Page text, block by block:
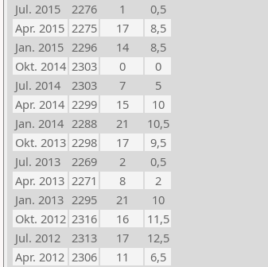
Jul. 2015
2276 1
0,5
Apr. 2015 2275 17
8,5
Jan. 2015 2296 14
8,5
Okt. 2014 2303 0
0
Jul. 2014
2303 7
5
Apr. 2014 2299 15
10
Jan. 2014 2288 21
10,5
Okt. 2013 2298 17
9,5
Jul. 2013
2269 2
0,5
Apr. 2013 2271 8
2
Jan. 2013 2295 21
10
Okt. 2012 2316 16
11,5
Jul. 2012
2313 17
12,5
Apr. 2012 2306 11
6,5